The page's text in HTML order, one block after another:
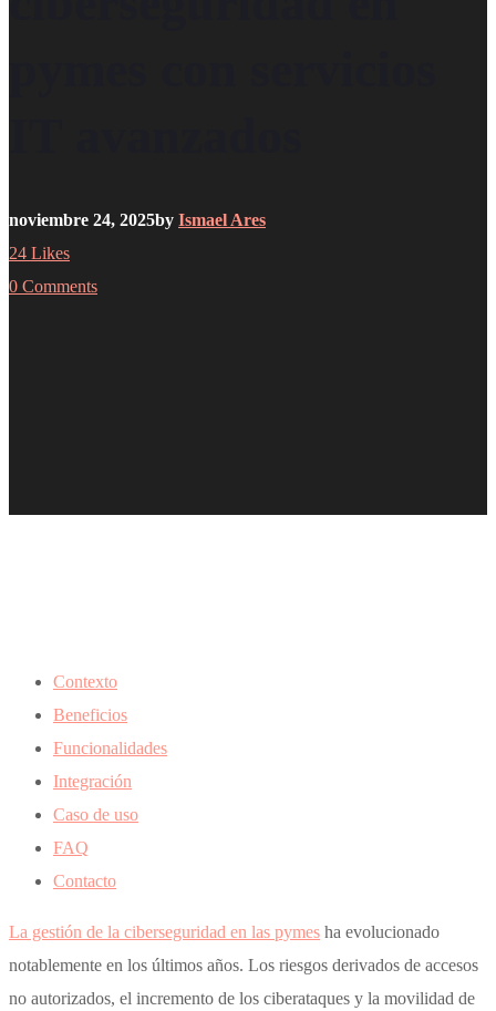
noviembre 24, 2025by Ismael Ares
24 Likes
0 Comments
Contexto
Beneficios
Funcionalidades
Integración
Caso de uso
FAQ
Contacto
La gestión de la ciberseguridad en las pymes ha evolucionado
notablemente en los últimos años. Los riesgos derivados de accesos
no autorizados, el incremento de los ciberataques y la movilidad de